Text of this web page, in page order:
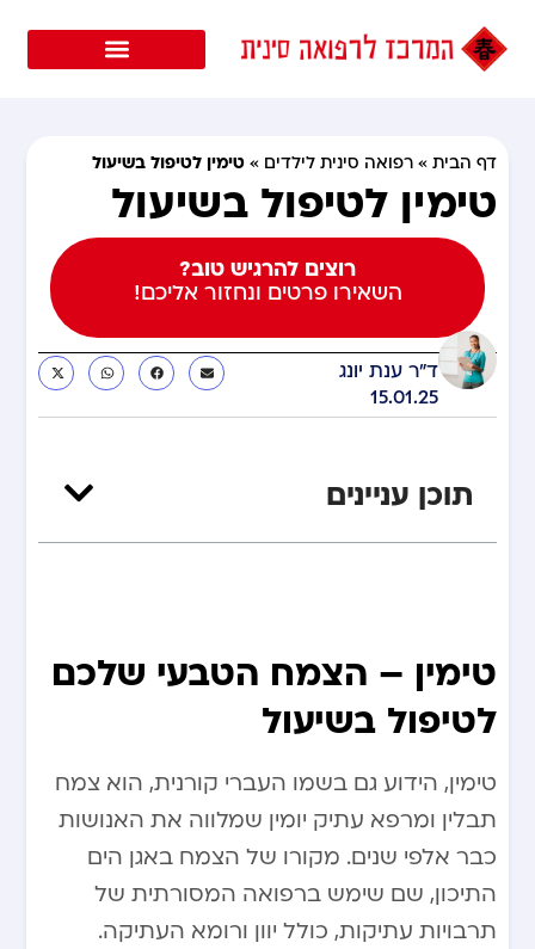
דף הבית »רפואה סינית לילדים »טימין לטיפול בשיעול
טימין לטיפול בשיעול
רוצים להרגיש טוב?
השאירו פרטים ונחזור אליכם!
ד"ר ענת יונג
15.01.25
תוכן עניינים
טימין – הצמח הטבעי שלכם
לטיפול בשיעול
טימין, הידוע גם בשמו העברי קורנית, הוא צמח
תבלין ומרפא עתיק יומין שמלווה את האנושות
כבר אלפי שנים. מקורו של הצמח באגן הים
התיכון, שם שימש ברפואה המסורתית של
תרבויות עתיקות, כולל יוון ורומא העתיקה.